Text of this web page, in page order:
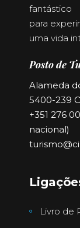
fantástico
para
uma vida
Posto de
Alameda
5400-239
+351 276
nacional)
Livro de